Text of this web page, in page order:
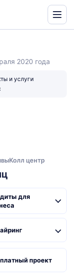
2020 года
и услуги
Колл центр
для
проект